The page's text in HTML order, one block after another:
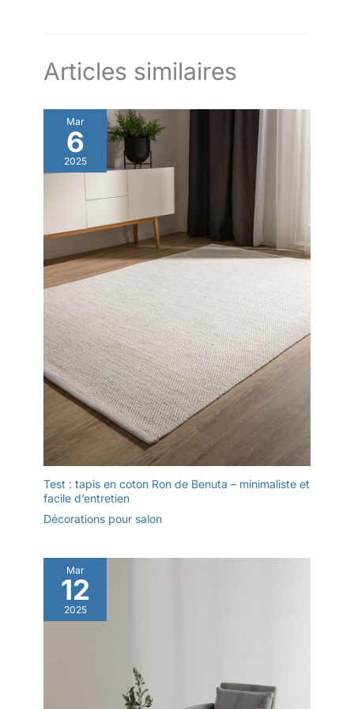
Articles similaires
Mar
6
2025
Test : tapis en coton Ron de Benuta – minimaliste et
facile d’entretien
Décorations pour salon
Mar
12
2025